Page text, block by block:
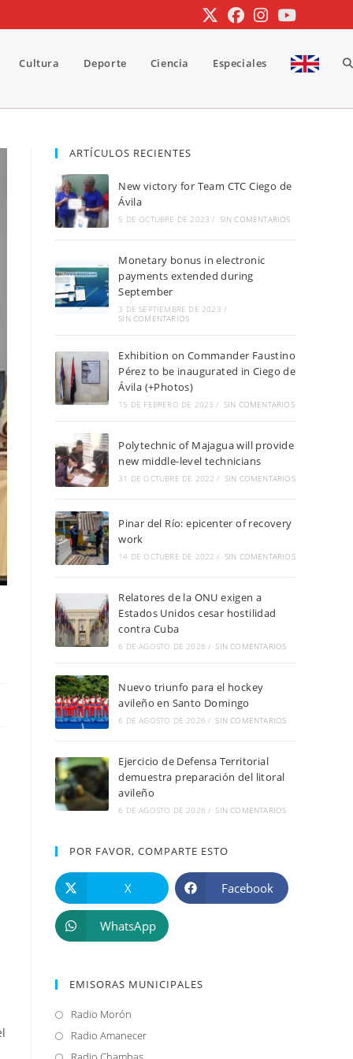
Cultura Deporte Ciencia Especiales
ARTÍCULOS RECIENTES
New victory for Team CTC Ciego de
Ávila
5 DE OCTUBRE DE 2023 / SIN COMENTARIOS
Monetary bonus in electronic
payments extended during
September
3 DE SEPTIEMBRE DE 2023 /
SIN COMENTARIOS
Exhibition on Commander Faustino
Pérez to be inaugurated in Ciego de
Ávila (+Photos)
15 DE FEBRERO DE 2023 / SIN COMENTARIOS
Polytechnic of Majagua will provide
new middle-level technicians
31 DE OCTUBRE DE 2022 / SIN COMENTARIOS
Pinar del Río: epicenter of recovery
work
14 DE OCTUBRE DE 2022 / SIN COMENTARIOS
Relatores de la ONU exigen a
Estados Unidos cesar hostilidad
contra Cuba
6 DE AGOSTO DE 2026 / SIN COMENTARIOS
Nuevo triunfo para el hockey
avileño en Santo Domingo
6 DE AGOSTO DE 2026 / SIN COMENTARIOS
Ejercicio de Defensa Territorial
demuestra preparación del litoral
avileño
6 DE AGOSTO DE 2026 / SIN COMENTARIOS
POR FAVOR, COMPARTE ESTO
X Facebook
WhatsApp
EMISORAS MUNICIPALES
Radio Morón
abre
en
Radio AmanecerSe